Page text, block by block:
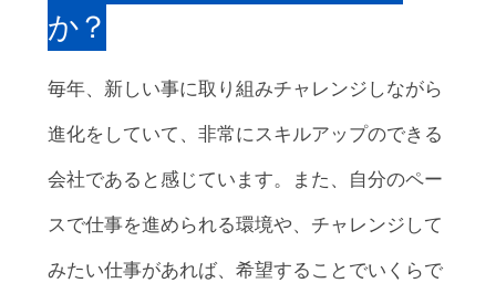
か？
毎年、新しい事に取り組みチャレンジしながら
進化をしていて、非常にスキルアップのできる
会社であると感じています。また、自分のペー
スで仕事を進められる環境や、チャレンジして
みたい仕事があれば、希望することでいくらで